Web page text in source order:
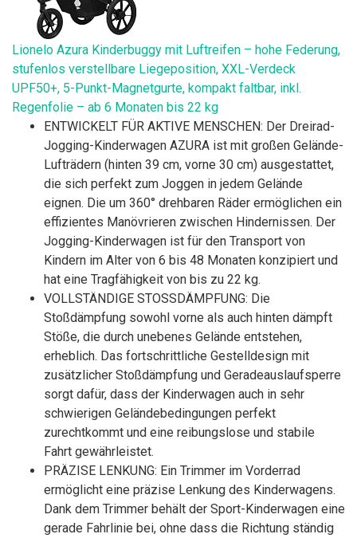
Lionelo Azura Kinderbuggy mit Luftreifen – hohe Federung,
stufenlos verstellbare Liegeposition, XXL-Verdeck
UPF50+, 5-Punkt-Magnetgurte, kompakt faltbar, inkl.
Regenfolie – ab 6 Monaten bis 22 kg
ENTWICKELT FÜR AKTIVE MENSCHEN: Der Dreirad-
Jogging-Kinderwagen AZURA ist mit großen Gelände-
Lufträdern (hinten 39 cm, vorne 30 cm) ausgestattet,
die sich perfekt zum Joggen in jedem Gelände
eignen. Die um 360° drehbaren Räder ermöglichen ein
effizientes Manövrieren zwischen Hindernissen. Der
Jogging-Kinderwagen ist für den Transport von
Kindern im Alter von 6 bis 48 Monaten konzipiert und
hat eine Tragfähigkeit von bis zu 22 kg.
VOLLSTÄNDIGE STOSSDÄMPFUNG: Die
Stoßdämpfung sowohl vorne als auch hinten dämpft
Stöße, die durch unebenes Gelände entstehen,
erheblich. Das fortschrittliche Gestelldesign mit
zusätzlicher Stoßdämpfung und Geradeauslaufsperre
sorgt dafür, dass der Kinderwagen auch in sehr
schwierigen Geländebedingungen perfekt
zurechtkommt und eine reibungslose und stabile
Fahrt gewährleistet.
PRÄZISE LENKUNG: Ein Trimmer im Vorderrad
ermöglicht eine präzise Lenkung des Kinderwagens.
Dank dem Trimmer behält der Sport-Kinderwagen eine
gerade Fahrlinie bei, ohne dass die Richtung ständig